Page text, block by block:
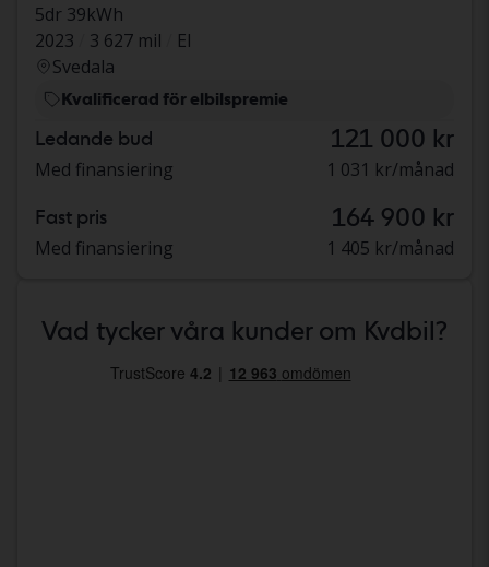
5dr 39kWh
2023
3 627 mil
El
Svedala
Kvalificerad för elbilspremie
Ledande bud 121 000 kr
Med finansiering 1 031 kr/månad
Fast pris 164 900 kr
Med finansiering 1 405 kr/månad
Vad tycker våra kunder om Kvdbil?